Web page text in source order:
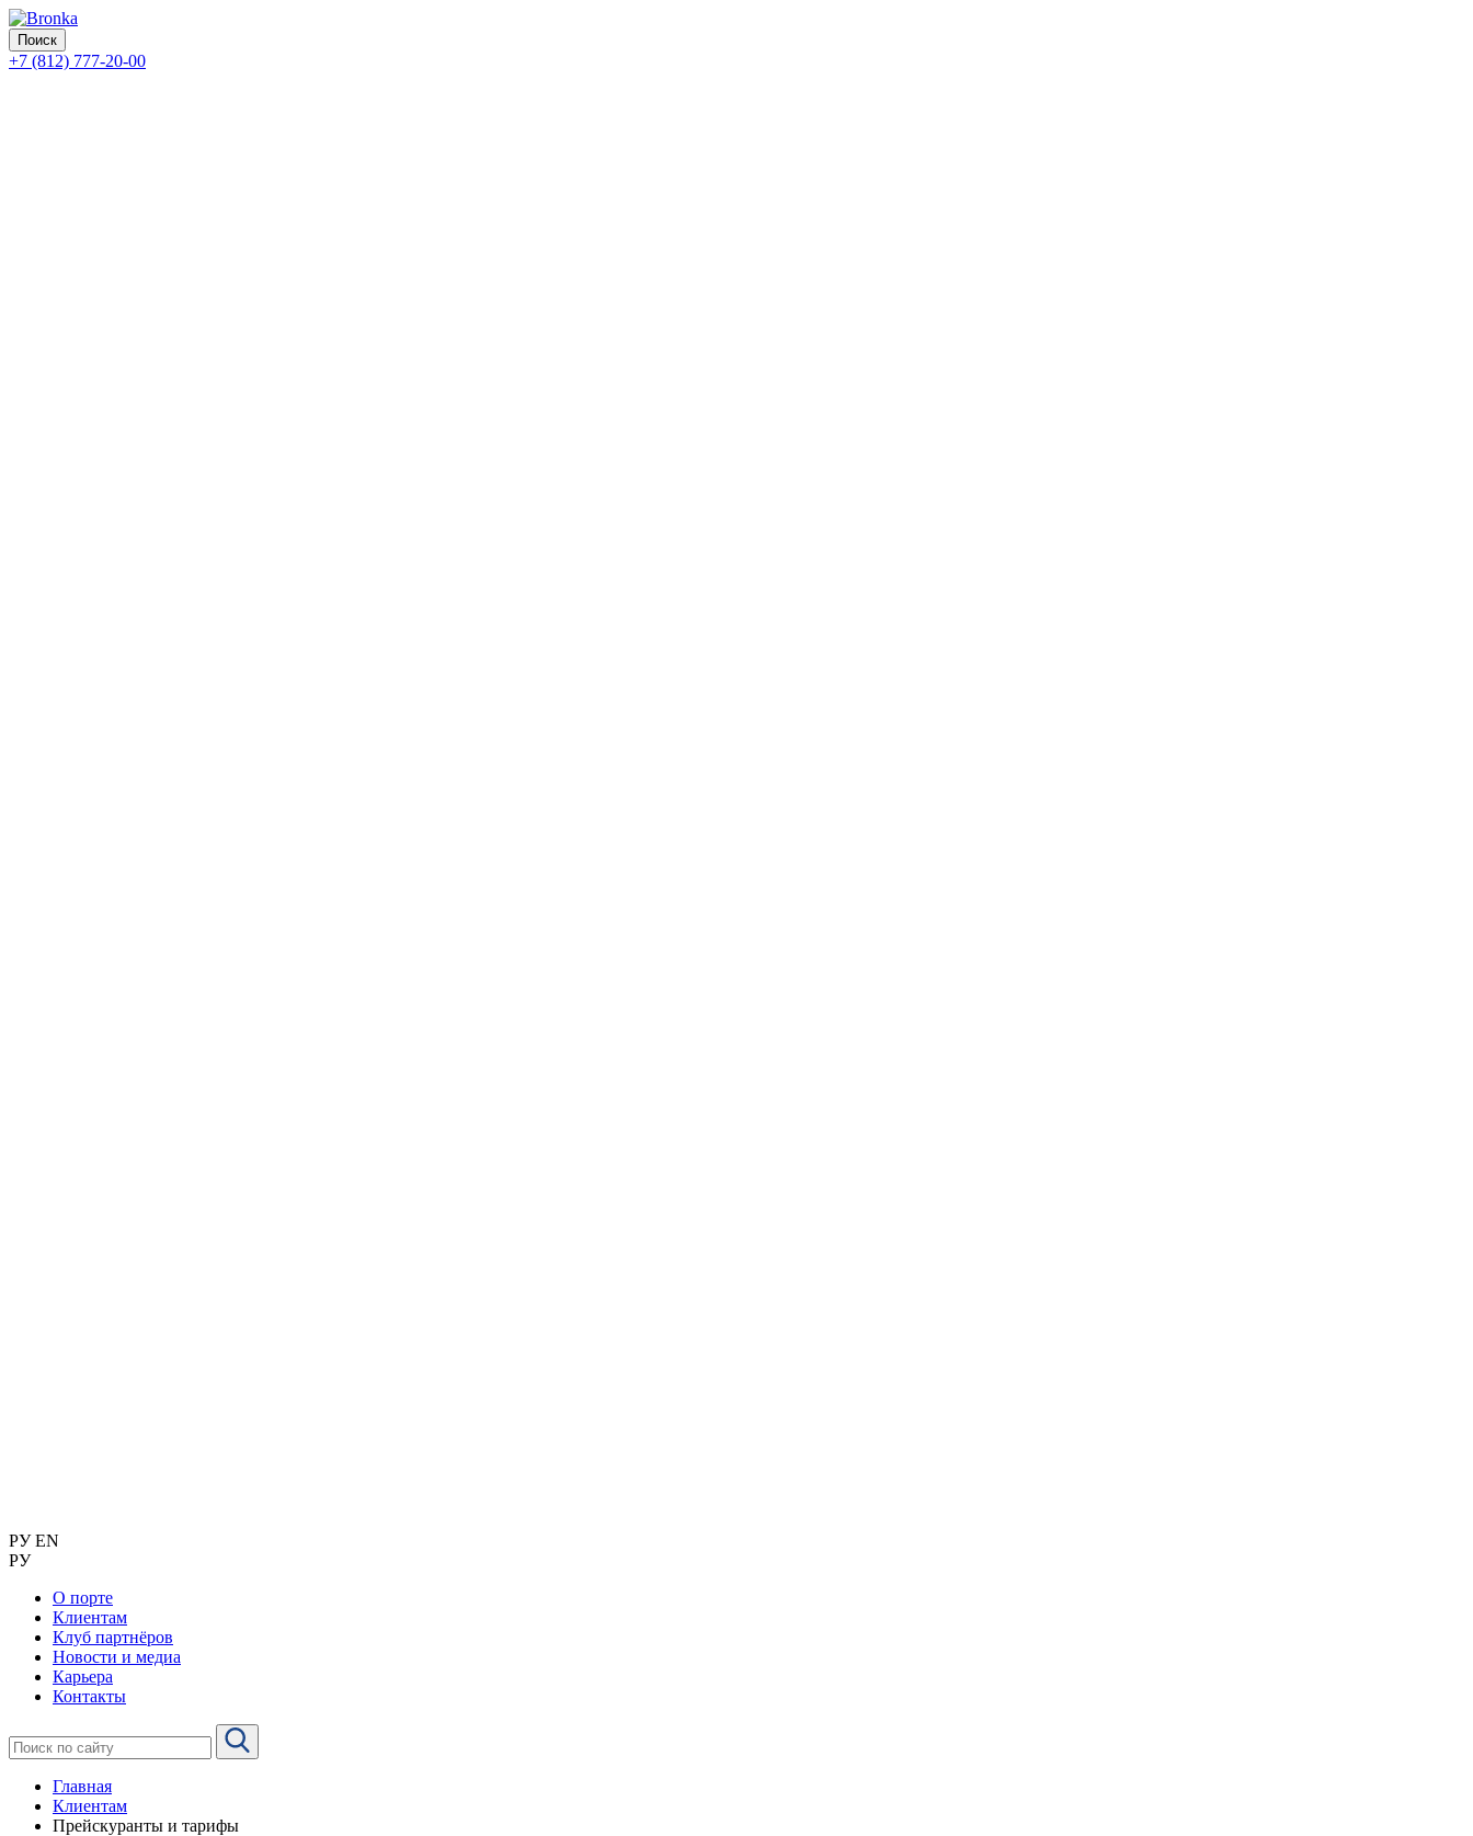
Поиск
+7 (812) 777-20-00
РУ EN
РУ
О порте
Клиентам
Клуб партнёров
Новости и медиа
Карьера
Контакты
Главная
Клиентам
Прейскуранты и тарифы